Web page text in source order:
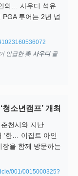
의… 사우디 석유
투어는 2년 넘
언급한 美·사우디골
소년캠프’ 개최
천시와 지난
‘한… 이집트 아인
을 함께 방문하는
001/0015000325?